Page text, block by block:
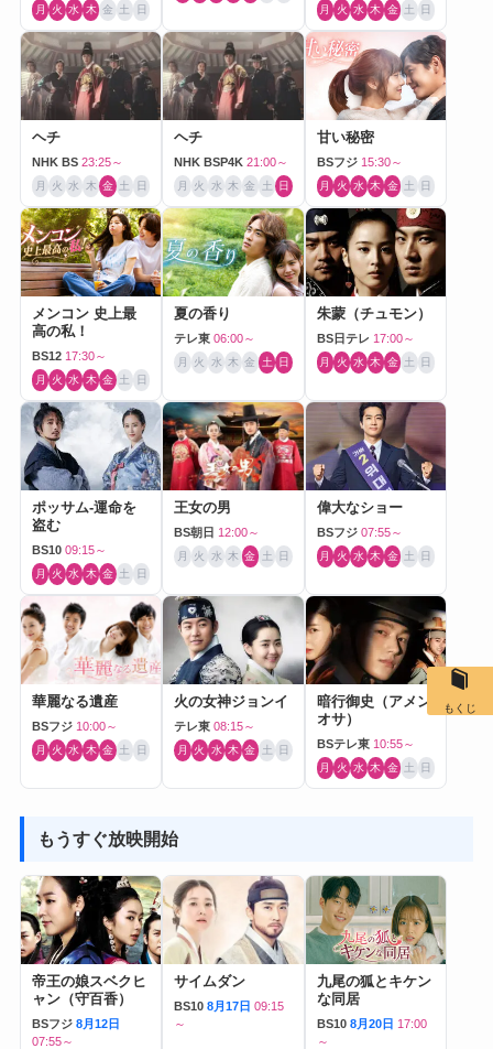
月 火 水 木 金 土 日 月 火 水 木 金 土 日
ヘチ
NHK BS 23:25～
月 火 水 木 金 土 日
ヘチ
NHK BSP4K 21:00～
月 火 水 木 金 土 日
甘い秘密
BSフジ 15:30～
月 火 水 木 金 土 日
メンコン 史上最
高の私！
BS12 17:30～
月 火 水 木 金 土 日
夏の香り
テレ東 06:00～
月 火 水 木 金 土 日
朱蒙（チュモン）
BS日テレ 17:00～
月 火 水 木 金 土 日
ポッサム-運命を
盗む
BS10 09:15～
月 火 水 木 金 土 日
王女の男
BS朝日 12:00～
月 火 水 木 金 土 日
偉大なショー
BSフジ 07:55～
月 火 水 木 金 土 日
華麗なる遺産
BSフジ 10:00～
月 火 水 木 金 土 日
火の女神ジョンイ
テレ東 08:15～
月 火 水 木 金 土 日
暗行御史（アメン
オサ）
BSテレ東 10:55～
月 火 水 木 金 土 日
もうすぐ放映開始
帝王の娘スベクヒ
ャン（守百香）
BSフジ 8月12日
07:55～
サイムダン
BS10 8月17日 09:15
～
九尾の狐とキケン
な同居
BS10 8月20日 17:00
～
もくじ